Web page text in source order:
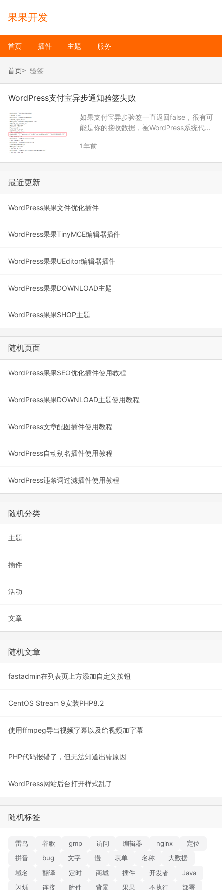
果果开发
首页 插件 主题 服务
首页 验签
WordPress支付宝异步通知验签失败
如果支付宝异步验签一直返回false，很有可
能是你的接收数据，被WordPress系统代码
数据 var_dump($_POST); exit(); 上面接收
1年前
最近更新
WordPress果果文件优化插件
WordPress果果TinyMCE编辑器插件
WordPress果果UEditor编辑器插件
WordPress果果DOWNLOAD主题
WordPress果果SHOP主题
随机页面
WordPress果果SEO优化插件使用教程
WordPress果果DOWNLOAD主题使用教程
WordPress文章配图插件使用教程
WordPress自动别名插件使用教程
WordPress违禁词过滤插件使用教程
随机分类
主题
插件
活动
文章
随机文章
fastadmin在列表页上方添加自定义按钮
CentOS Stream 9安装PHP8.2
使用ffmpeg导出视频字幕以及给视频加字幕
PHP代码报错了，但无法知道出错原因
WordPress网站后台打开样式乱了
随机标签
雷鸟 谷歌 gmp 访问 编辑器 nginx
定位
拼音
bug 文字 慢 表单 名称
大数据
域名
翻译 定时 商城 插件 开发者
Java
闪烁
连接 附件 背景 果果 不执行 部署